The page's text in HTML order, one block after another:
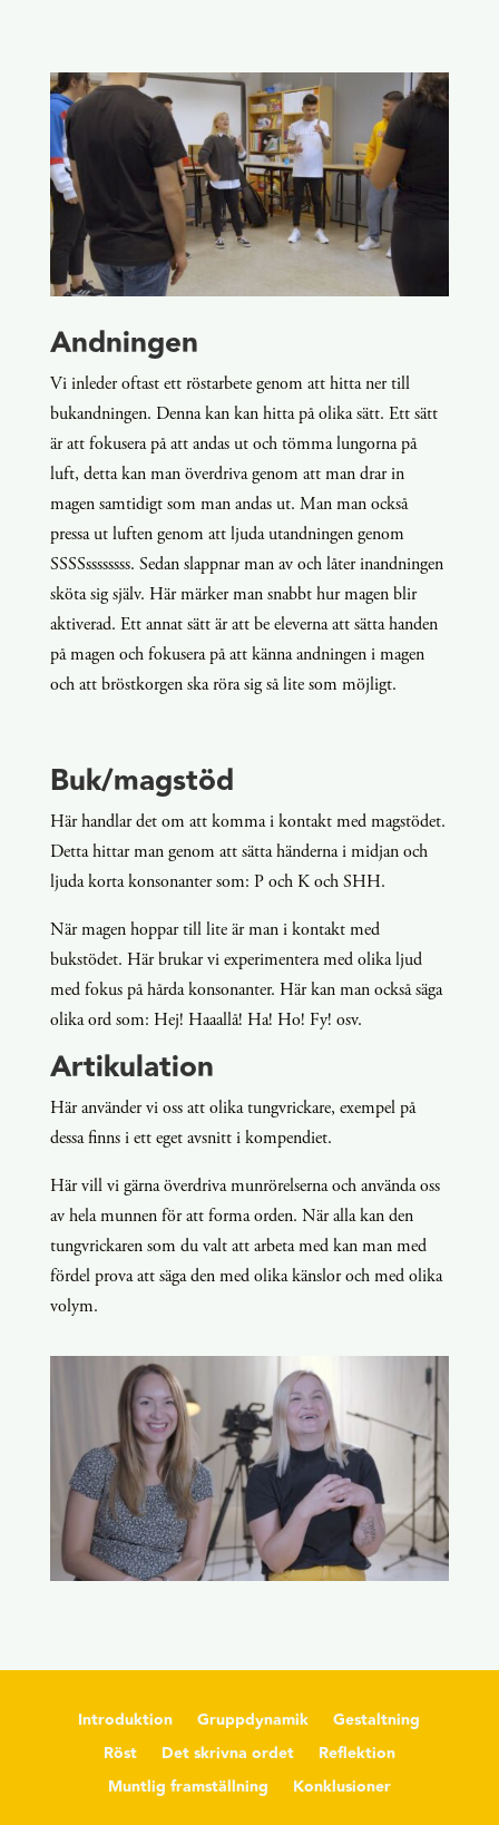
Andningen
Vi inleder oftast ett röstarbete genom att hitta ner till
bukandningen. Denna kan kan hitta på olika sätt. Ett sätt
är att fokusera på att andas ut och tömma lungorna på
luft, detta kan man överdriva genom att man drar in
magen samtidigt som man andas ut. Man man också
pressa ut luften genom att ljuda utandningen genom
SSSSssssssss. Sedan slappnar man av och låter inandningen
sköta sig själv. Här märker man snabbt hur magen blir
aktiverad. Ett annat sätt är att be eleverna att sätta handen
på magen och fokusera på att känna andningen i magen
och att bröstkorgen ska röra sig så lite som möjligt.
Buk/magstöd
Här handlar det om att komma i kontakt med magstödet.
Detta hittar man genom att sätta händerna i midjan och
ljuda korta konsonanter som: P och K och SHH.
När magen hoppar till lite är man i kontakt med
bukstödet. Här brukar vi experimentera med olika ljud
med fokus på hårda konsonanter. Här kan man också säga
olika ord som: Hej! Haaallå! Ha! Ho! Fy! osv.
Artikulation
Här använder vi oss att olika tungvrickare, exempel på
dessa finns i ett eget avsnitt i kompendiet.
Här vill vi gärna överdriva munrörelserna och använda oss
av hela munnen för att forma orden. När alla kan den
tungvrickaren som du valt att arbeta med kan man med
fördel prova att säga den med olika känslor och med olika
volym.
Introduktion Gruppdynamik
Gestaltning
Röst
Det skrivna ordet
Reflektion
Muntlig framställning
Konklusioner